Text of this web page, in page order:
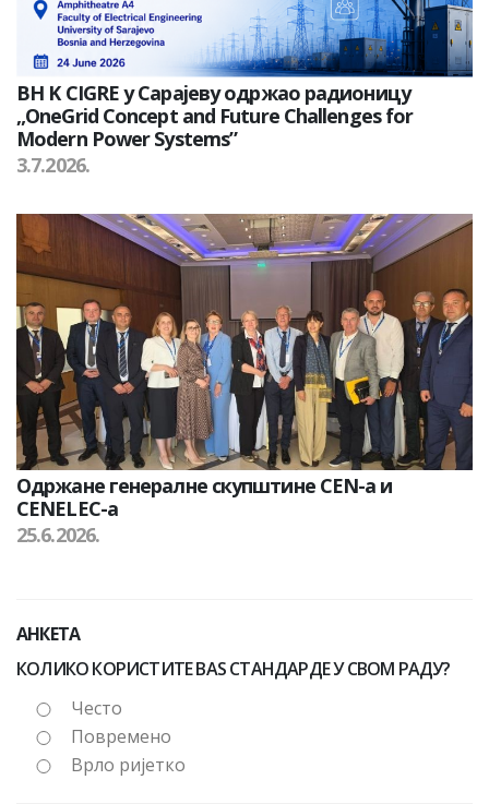
BH K CIGRE у Сарајеву одржао радионицу
„OneGrid Concept and Future Challenges for
Modern Power Systems”
3.7.2026.
Одржане генералне скупштине CEN-а и
CENELEC-а
25.6.2026.
АНКЕТА
КОЛИКО КОРИСТИТЕ BAS СТАНДАРДЕ У СВОМ РАДУ?
Често
Повремено
Врло ријетко